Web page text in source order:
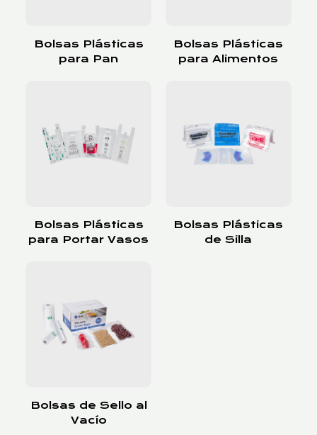
Bolsas Plásticas
para Pan
Bolsas Plásticas
para Alimentos
Bolsas Plásticas
para Portar Vasos
Bolsas Plásticas
de Silla
Bolsas de Sello al
Vacío